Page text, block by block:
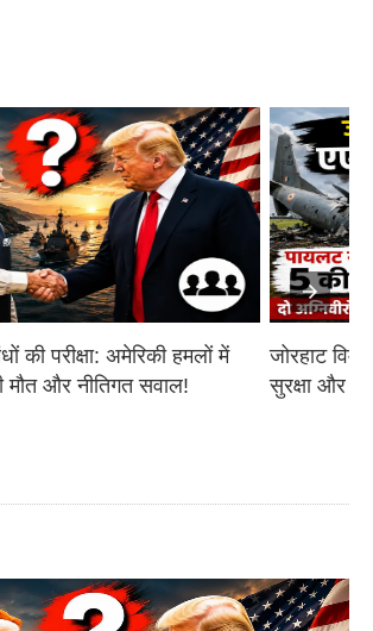
की परीक्षा: अमेरिकी हमलों में
मौत और नीतिगत सवाल!
जोरहाट
सुरक्षा और